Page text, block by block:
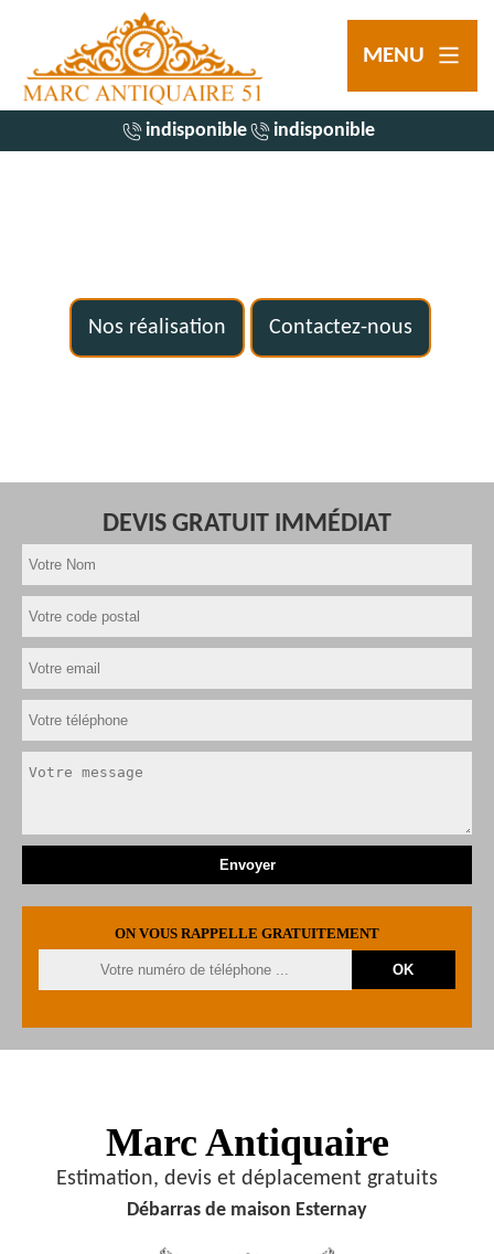
MENU
indisponible indisponible
Nos réalisation Contactez-nous
DEVIS GRATUIT IMMÉDIAT
ON VOUS RAPPELLE GRATUITEMENT
Marc Antiquaire
Estimation, devis et déplacement gratuits
Débarras de maison Esternay